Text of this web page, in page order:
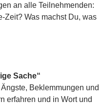
an alle Teilnehmenden:
Zeit? Was machst Du, was
Sache“
Beklemmungen und
erfahren und in Wort und